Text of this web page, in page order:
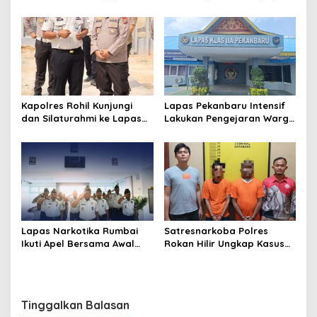
Andrianto Desak Segera
Copot Kalapas!
dan Persiapan Remisi 17
Agustus
Kapolres Rohil Kunjungi
dan Silaturahmi ke Lapas
Perkuat Sinergitas dan
Kolaborasi Antar instansi
Lapas Pekanbaru Intensif
Lakukan Pengejaran Warga
Libatkan Tim Gabungan
Lapas, Kanwil, dan
Kepolisian
Lapas Narkotika Rumbai
Ikuti Apel Bersama Awal
Satresnarkoba Polres
Rokan Hilir Ungkap Kasus
Tinggalkan Balasan